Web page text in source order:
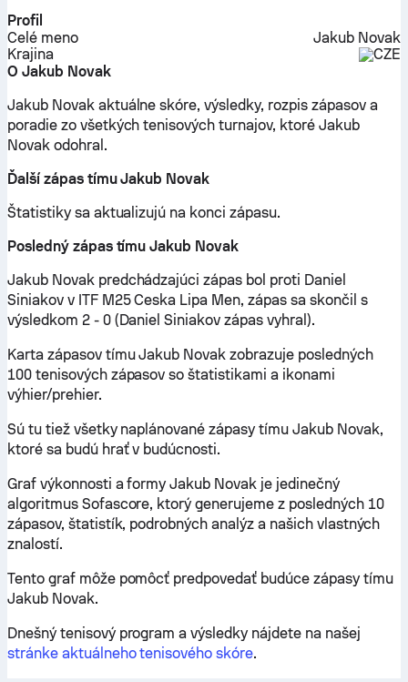
Profil
Celé meno
Jakub Novak
Krajina
CZE
O Jakub Novak
Jakub Novak aktuálne skóre, výsledky, rozpis zápasov a
poradie zo všetkých tenisových turnajov, ktoré Jakub
Novak odohral.
Ďalší zápas tímu Jakub Novak
Štatistiky sa aktualizujú na konci zápasu.
Posledný zápas tímu Jakub Novak
Jakub Novak predchádzajúci zápas bol proti Daniel
Siniakov v ITF M25 Ceska Lipa Men, zápas sa skončil s
výsledkom 2 - 0 (Daniel Siniakov zápas vyhral).
Karta zápasov tímu Jakub Novak zobrazuje posledných
100 tenisových zápasov so štatistikami a ikonami
výhier/prehier.
Sú tu tiež všetky naplánované zápasy tímu Jakub Novak,
ktoré sa budú hrať v budúcnosti.
Graf výkonnosti a formy Jakub Novak je jedinečný
algoritmus Sofascore, ktorý generujeme z posledných 10
zápasov, štatistík, podrobných analýz a našich vlastných
znalostí.
Tento graf môže pomôcť predpovedať budúce zápasy tímu
Jakub Novak.
Dnešný tenisový program a výsledky nájdete na našej
stránke aktuálneho tenisového skóre.